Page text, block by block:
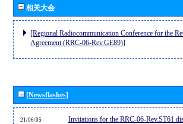
相关大会
[Regional Radiocommunication Conference for the
Agreement (RRC-06-Rev.GE89)]
[Newsflashes]
21/06/05 Invitations for the RRC-06-Rev.ST61